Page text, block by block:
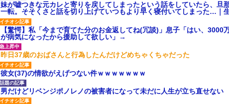
妹が嘘つきな元カレと寄りを戻してしまったという話をしていたら、旦
一転。そそくさと話を切り上げていつもより早く寝付いてしまった…｜
【驚愕】私「今まで育てた分のお金返してね(冗談)」息子「はい、
が病気になったから援助して欲しい」→
昨日37歳のおばさんと行為したんだけどめちゃくちゃだった
彼女(37)の情欲がえげつない件ｗｗｗｗｗｗｗ
男だけどリベンジポノレノの被害者になって未だに人生が立ち直せない